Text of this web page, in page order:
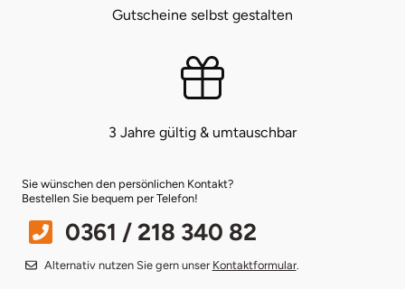
Gutscheine selbst gestalten
3 Jahre gültig & umtauschbar
Sie wünschen den persönlichen Kontakt?
Bestellen Sie bequem per Telefon!
0361 / 218 340 82
Alternativ nutzen Sie gern unser Kontaktformular.
Pirna
Riesa
Ruhrgebiet
Unterwellenborn
Weimar
Weißenfels